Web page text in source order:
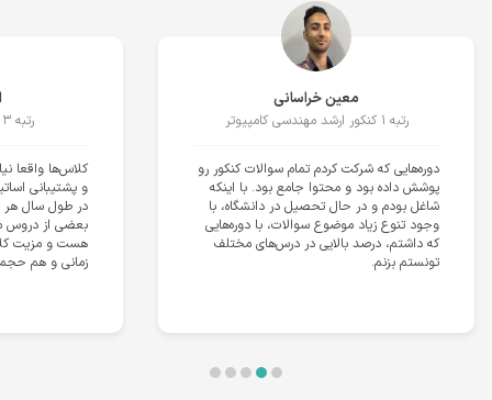
کنکور رو
با اینکه
با
دوره‌هایی
رتبه ۳ کنکور ارشد مدیریت
کلاس‌ها واقعا نیاز به تعریف نداره. کیفیت دوره
و پشتیبانی اساتید و مشاور، خیلی خوب بود و
در طول سال هر سوالی داشتم پاسخ میگرفتم.
بعضی از دروس مطالعه شون بسیار زمان‌بر
هست و مزیت کلاس‌ها این بود که هم لحاظ
زمانی و هم حجمی خیلی من رو جلو انداخت.